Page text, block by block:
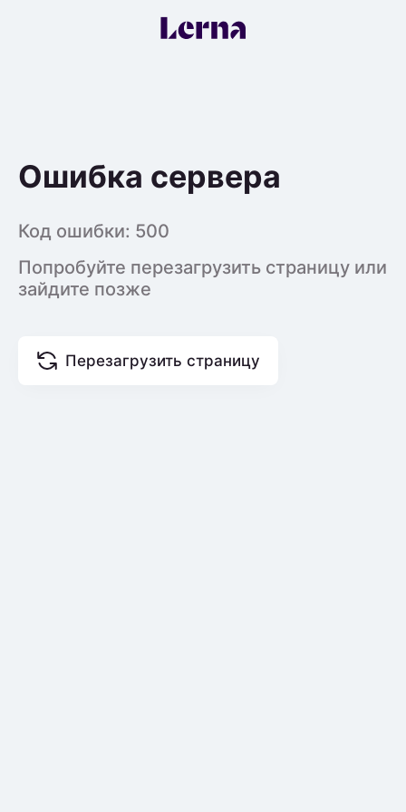
Ошибка сервера
Код ошибки: 500
Попробуйте перезагрузить страницу или
зайдите позже
Перезагрузить страницу